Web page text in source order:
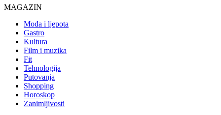
MAGAZIN
Moda i ljepota
Gastro
Kultura
Film i muzika
Fit
Tehnologija
Putovanja
Shopping
Horoskop
Zanimljivosti